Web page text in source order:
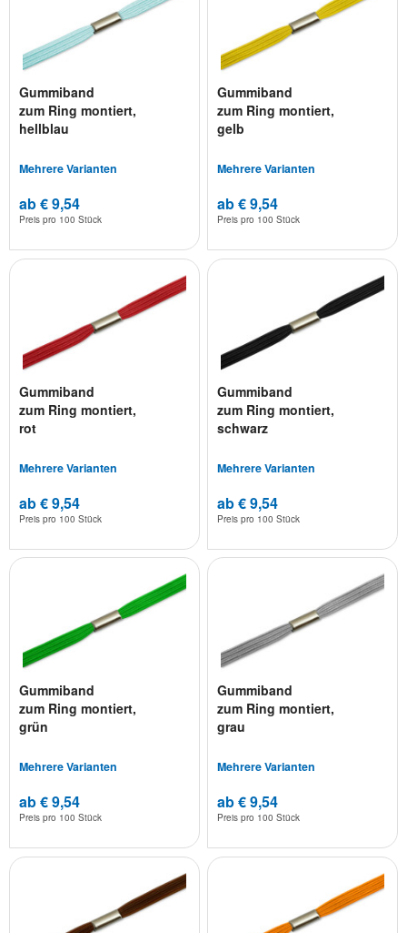
Gummiband
zum Ring montiert,
hellblau
Mehrere Varianten
ab € 9,54
Preis pro 100 Stück
Gummiband
zum Ring montiert,
gelb
Mehrere Varianten
ab € 9,54
Preis pro 100 Stück
Gummiband
zum Ring montiert,
rot
Mehrere Varianten
ab € 9,54
Preis pro 100 Stück
Gummiband
zum Ring montiert,
schwarz
Mehrere Varianten
ab € 9,54
Preis pro 100 Stück
Gummiband
zum Ring montiert,
grün
Mehrere Varianten
ab € 9,54
Preis pro 100 Stück
Gummiband
zum Ring montiert,
grau
Mehrere Varianten
ab € 9,54
Preis pro 100 Stück